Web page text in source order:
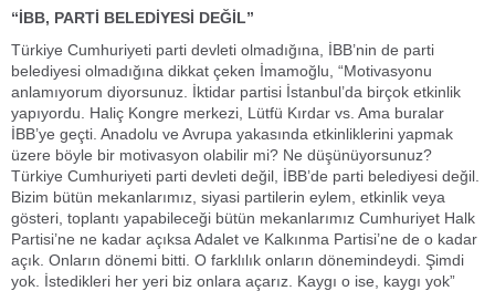
“İBB, PARTİ BELEDİYESİ DEĞİL”
Türkiye Cumhuriyeti parti devleti olmadığına, İBB’nin de parti
belediyesi olmadığına dikkat çeken İmamoğlu, “Motivasyonu
anlamıyorum diyorsunuz. İktidar partisi İstanbul’da birçok etkinlik
yapıyordu. Haliç Kongre merkezi, Lütfü Kırdar vs. Ama buralar
İBB’ye geçti. Anadolu ve Avrupa yakasında etkinliklerini yapmak
üzere böyle bir motivasyon olabilir mi? Ne düşünüyorsunuz?
Türkiye Cumhuriyeti parti devleti değil, İBB’de parti belediyesi değil.
Bizim bütün mekanlarımız, siyasi partilerin eylem, etkinlik veya
gösteri, toplantı yapabileceği bütün mekanlarımız Cumhuriyet Halk
Partisi’ne ne kadar açıksa Adalet ve Kalkınma Partisi’ne de o kadar
açık. Onların dönemi bitti. O farklılık onların dönemindeydi. Şimdi
yok. İstedikleri her yeri biz onlara açarız. Kaygı o ise, kaygı yok”